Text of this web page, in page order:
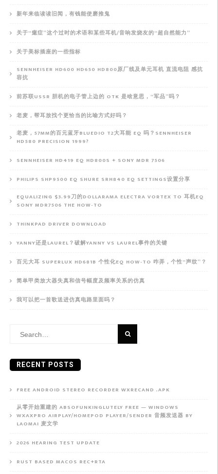
新年来临读读旧闻，有钱能使磨推鬼
关于“癔症”这个过时的术语和某些耳机/音响发烧友的“超自然能力”
关于美标插座的一些指标
SENNHEISER HD600 HD650 HD800原厂线及单元耳机 直流电阻 感抗
容抗
前苏联USSR 胆机的电子管上边的 OTK 是啥意思，“军品”吗？
老麦，帮耳放找个更恰当的比喻方式好吗？
老麦，57MM的百元蓝牙BLUEDIO T2大耳能 EQ 吗？SENNHEISER
HD580 PRECISION 1999?
SENNHEISER HD419 EQ HD800S + SONY MDR 7506
PHILIPS SHP9500 EQ SHURE SRH840 EQ SETTINGS设置分享
EQUALIZING $3.99刀的DOLLARAMA ELECTRA VORTEX TO 耳机EQ
SONY MDR7506 THE HOW-TO
THINKPAD DRIVER DOWNLOAD
YANNY还是LAUREL？破解YANNY VS LAUREL事件的关键
百元大耳 SUPERLUX HD681B 个性化EQ HOW-TO 咋弄，个性“声纹”？
简单甲类放大器失真和信号幅度及频率关系的仿真
我可以把一首歌送进仿真电路里面吗？
Search
RECENT POSTS
FREE ANDROID STEREO RECORDER WXRECAND .APK
从零开始重建的 ABSOFUNKINGLUTELY FREE — WINDOWS
WXAXPRO AIRPLAY/HOMEPOD PLAYER/SENDER 音频发送器 BY
LAOMAI 麦文学
2026 HEARING TEST UPDATE
RUST BASED MACOS REC+RTA